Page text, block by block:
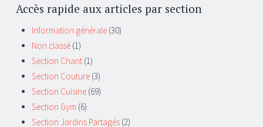
Accès rapide aux articles par section
Information générale (30)
Non classé (1)
Section Chant (1)
Section Couture (3)
Section Cuisine (69)
Section Gym (6)
Section Jardins Partagés (2)